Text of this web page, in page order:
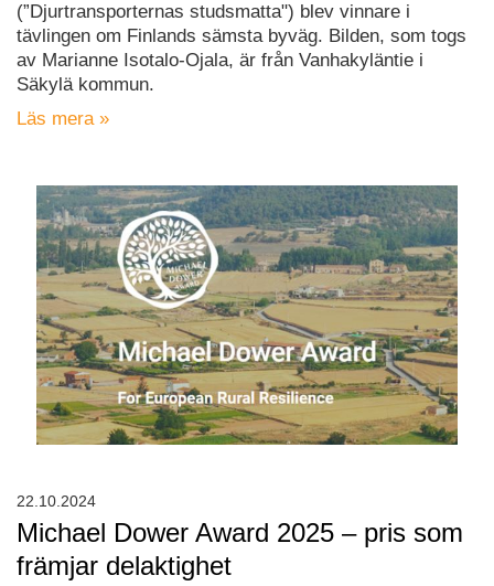
(”Djurtransporternas studsmatta") blev vinnare i
tävlingen om Finlands sämsta byväg. Bilden, som togs
av Marianne Isotalo-Ojala, är från Vanhakyläntie i
Säkylä kommun.
Läs mera »
Michael Dower Award 2025 – pris som
främjar delaktighet
22.10.2024